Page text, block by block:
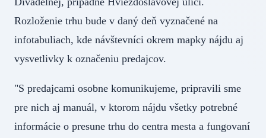
Rozloženie trhu bude v daný deň vyznačené na
infotabuliach, kde návštevníci okrem mapky nájdu aj
vysvetlivky k označeniu predajcov.
"S predajcami osobne komunikujeme, pripravili sme
pre nich aj manuál, v ktorom nájdu všetky potrebné
informácie o presune trhu do centra mesta a fungovaní